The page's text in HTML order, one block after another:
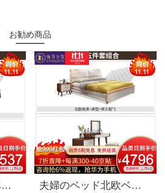
お勧め商品
夫婦のベッド北欧ベッドの実木皮布芸のダブルベッド1.8メートルベッドルームの簡単な予約は、ベッドの結婚式ベッド家具の寝室の3点セット+886ソファ1800*2000を洗うことができます。
夫婦のベッド北欧ベッドのダブルベッド1.8メートルのシンプルなベッドルームのベッドの結婚式ベッドの家具のベッド+マットレス+マットレス*1+008ドレッサー+化粧台+化粧道具のベンチ1800*2000